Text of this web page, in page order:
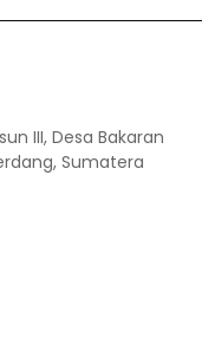
III, Desa Bakaran
Sumatera